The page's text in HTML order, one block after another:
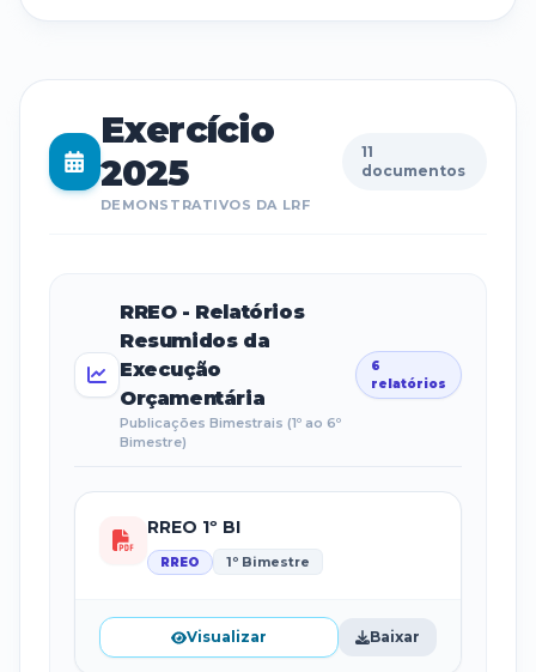
Exercício
2025
DEMONSTRATIVOS DA LRF
11
documentos
RREO - Relatórios
Resumidos da
Execução
Orçamentária
Publicações Bimestrais (1º ao 6º
Bimestre)
6
relatórios
RREO 1º BI
RREO 1º Bimestre
Visualizar Baixar